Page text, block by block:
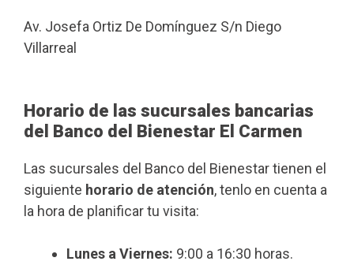
Av. Josefa Ortiz De Domínguez S/n Diego
Villarreal
Horario de las sucursales bancarias
del Banco del Bienestar El Carmen
Las sucursales del Banco del Bienestar tienen el
siguiente horario de atención, tenlo en cuenta a
la hora de planificar tu visita:
Lunes a Viernes: 9:00 a 16:30 horas.